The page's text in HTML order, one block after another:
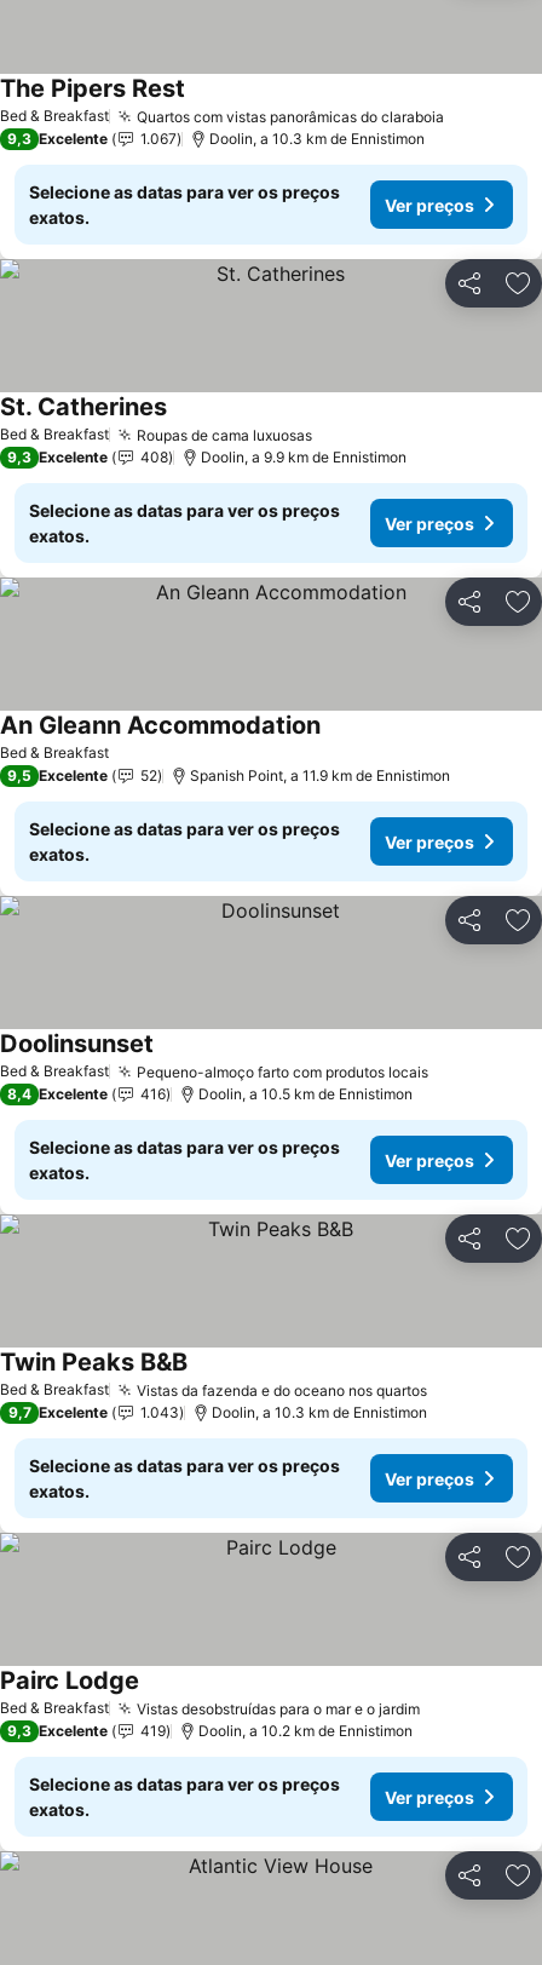
Bed & Breakfast Quartos com vistas panorâmicas do claraboia
The Pipers Rest
9,3 Excelente 1.067 Doolin, a 10.3 km de Ennistimon
Selecione as datas para ver os preços
exatos.
Ver preços
Partilhar
Bed & Breakfast Roupas de cama luxuosas
St. Catherines
9,3 Excelente 408 Doolin, a 9.9 km de Ennistimon
Selecione as datas para ver os preços
exatos.
Ver preços
Partilhar
Bed & Breakfast
An Gleann Accommodation
9,5 Excelente 52 Spanish Point, a 11.9 km de Ennistimon
Selecione as datas para ver os preços
exatos.
Ver preços
Partilhar
Bed & Breakfast Pequeno-almoço farto com produtos locais
Doolinsunset
8,4 Excelente 416 Doolin, a 10.5 km de Ennistimon
Selecione as datas para ver os preços
exatos.
Ver preços
Partilhar
Bed & Breakfast Vistas da fazenda e do oceano nos quartos
Twin Peaks B&B
9,7 Excelente 1.043 Doolin, a 10.3 km de Ennistimon
Selecione as datas para ver os preços
exatos.
Ver preços
Partilhar
Bed & Breakfast Vistas desobstruídas para o mar e o jardim
Pairc Lodge
9,3 Excelente 419 Doolin, a 10.2 km de Ennistimon
Selecione as datas para ver os preços
exatos.
Ver preços
Partilhar